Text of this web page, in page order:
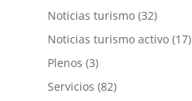
Noticias turismo(32)
Noticias turismo activo(17)
Plenos (3)
Servicios (82)